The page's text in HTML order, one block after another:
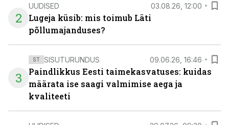
2
UUDISED 03.08.26, 12:00
Lugeja küsib: mis toimub Läti
põllumajanduses?
3
ST SISUTURUNDUS 09.06.26, 16:46
Paindlikkus Eesti taimekasvatuses: kuidas
määrata ise saagi valmimise aega ja
kvaliteeti